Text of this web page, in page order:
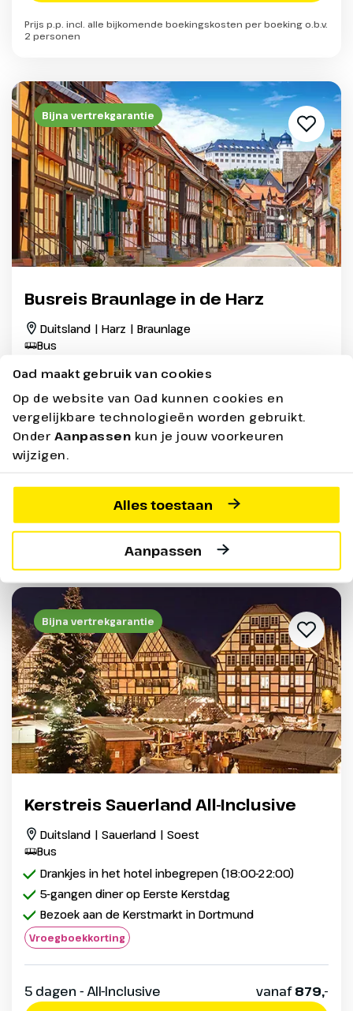
Oad maakt gebruik van cookies
Op de website van Oad kunnen cookies en
vergelijkbare technologieën worden gebruikt.
Onder Aanpassen kun je jouw voorkeuren
wijzigen.
Alles toestaan
Aanpassen
Prijs p.p. incl. alle bijkomende boekingskosten per boeking o.b.v.
2 personen
Bijna vertrekgarantie
Busreis Braunlage in de Harz
Duitsland | Harz | Braunlage
Bus
Al jaren een vertrouwd Oad adres
8 dagen - Halfpension
Bekijken
Prijs p.p. incl. alle bijkomende boekingskosten per boeking o.b.v.
Bijna vertrekgarantie
Kerstreis Sauerland All-Inclusive
Duitsland | Sauerland | Soest
Bus
Drankjes in het hotel inbegrepen (18:00-22:00)
5-gangen diner op Eerste Kerstdag
Bezoek aan de Kerstmarkt in Dortmund
Vroegboekkorting
5 dagen - All-Inclusive vanaf879,-